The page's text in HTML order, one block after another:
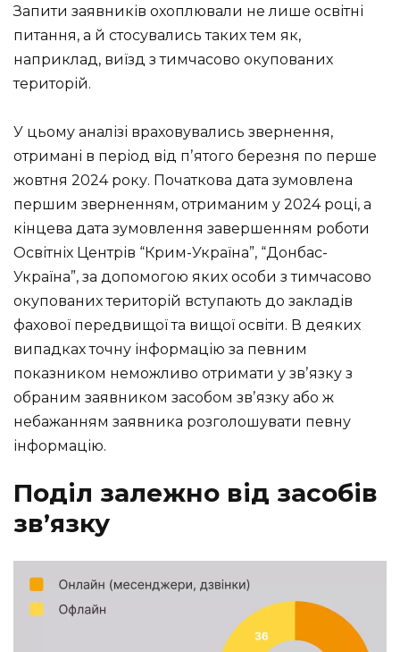
Запити заявників охоплювали не лише освітні
питання, а й стосувались таких тем як,
наприклад, виїзд з тимчасово окупованих
територій.
У цьому аналізі враховувались звернення,
отримані в період від пʼятого березня по перше
жовтня 2024 року. Початкова дата зумовлена
першим зверненням, отриманим у 2024 році, а
кінцева дата зумовлення завершенням роботи
Освітніх Центрів “Крим-Україна”, “Донбас-
Україна”, за допомогою яких особи з тимчасово
окупованих територій вступають до закладів
фахової передвищої та вищої освіти. В деяких
випадках точну інформацію за певним
показником неможливо отримати у звʼязку з
обраним заявником засобом звʼязку або ж
небажанням заявника розголошувати певну
інформацію.
Поділ залежно від засобів
зв’язку